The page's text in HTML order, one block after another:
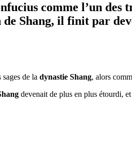
comme l’un des
Shang, il finit par
de la dynastie Shang, alors
devenait de plus en plus étourdi,